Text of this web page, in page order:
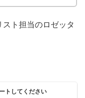
ト担当のロゼッタ
トしてください